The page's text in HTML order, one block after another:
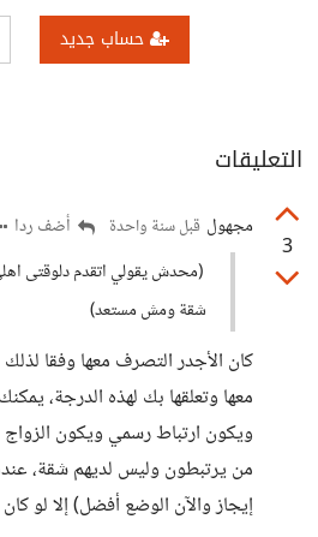
حساب جديد
التعليقات
3
مجهول قبل سنة واحدة
أضف ردا
(محدش يقولي اتقدم دلوقتى
شقة ومش مستعد)
كان الأجدر التصرف معها وفقا
معها وتعلقها بك لهذه الدرجة،
ويكون ارتباط رسمي ويكون
من يرتبطون وليس لديهم شقة،
إيجاز والآن الوضع أفضل) إلا لو